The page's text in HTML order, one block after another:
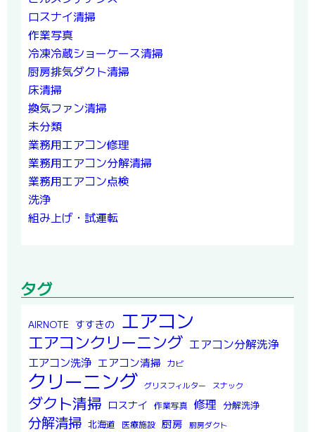
ロスナイ清掃
作業写真
冷凍冷蔵ショーケース清掃
厨房排気ダクト清掃
床清掃
換気ファン清掃
未分類
業務用エアコン修理
業務用エアコン分解清掃
業務用エアコン点検
洗浄
組み上げ・試運転
タグ
AIRNOTE すすきの エアコン
エアコンクリーニング エアコン分解洗浄
エアコン洗浄 エアコン清掃 カビ
クリーニング グリスフィルター スナック
ダクト清掃 ロスナイ 作業写真 修理 分解洗浄
分解清掃 北海道 医療施設 厨房 厨房ダクト